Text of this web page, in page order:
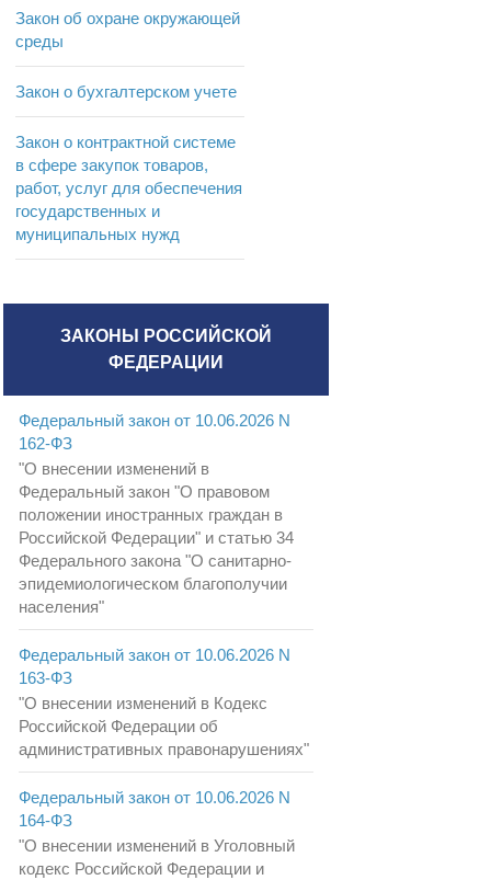
Закон об охране окружающей
среды
Закон о бухгалтерском учете
Закон о контрактной системе
в сфере закупок товаров,
работ, услуг для обеспечения
государственных и
муниципальных нужд
ЗАКОНЫ РОССИЙСКОЙ
ФЕДЕРАЦИИ
Федеральный закон от 10.06.2026 N
162-ФЗ
"О внесении изменений в
Федеральный закон "О правовом
положении иностранных граждан в
Российской Федерации" и статью 34
Федерального закона "О санитарно-
эпидемиологическом благополучии
населения"
Федеральный закон от 10.06.2026 N
163-ФЗ
"О внесении изменений в Кодекс
Российской Федерации об
административных правонарушениях"
Федеральный закон от 10.06.2026 N
164-ФЗ
"О внесении изменений в Уголовный
кодекс Российской Федерации и